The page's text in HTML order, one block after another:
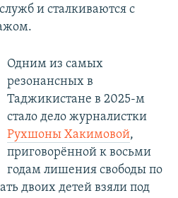
и сталкиваются с
Одним из самых
резонансных в
Таджикистане в 2025-м
стало дело журналистки
Рухшоны Хакимовой,
приговорённой к восьми
годам лишения свободы по
двоих детей взяли под